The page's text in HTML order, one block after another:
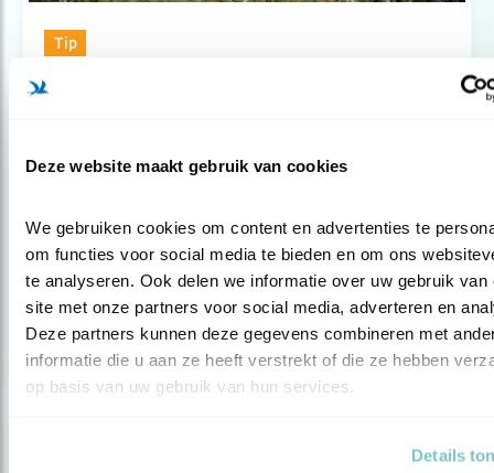
Deze website maakt gebruik van cookies
We gebruiken cookies om content en advertenties te
om functies voor social media te bieden en om ons
te analyseren. Ook delen we informatie over uw gebruik van
site met onze partners voor social media, adverteren en
Deze partners kunnen deze gegevens combineren met
informatie die u aan ze heeft verstrekt of die ze hebben
op basis van uw gebruik van hun services.
Details
Tip
Nieuw boek: 'Een bevlogen jaar'